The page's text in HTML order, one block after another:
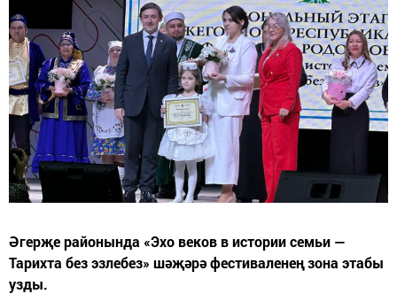
Әгерҗе районында «Эхо веков в истории семьи —
Тарихта без эзлебез» шәҗәрә фестиваленең зона этабы
узды.